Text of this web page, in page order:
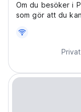
Om du besöker i
som gör att du
en effektiv,